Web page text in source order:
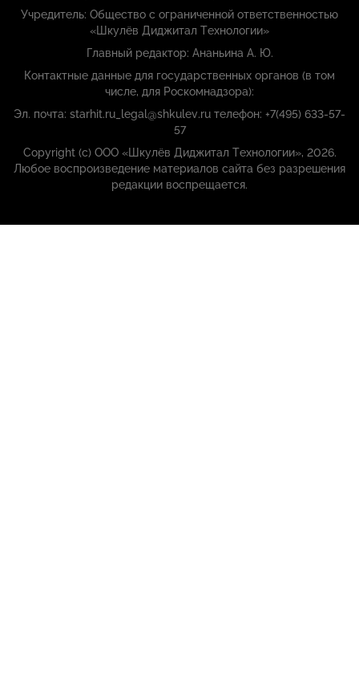
Учредитель: Общество с ограниченной ответственностью
«Шкулёв Диджитал Технологии»
Главный редактор: Ананьина А. Ю.
Контактные данные для государственных органов (в том
числе, для Роскомнадзора):
Эл. почта: starhit.ru_legal@shkulev.ru телефон: +7(495) 633-57-
57
Copyright (с) ООО «Шкулёв Диджитал Технологии», 2026.
Любое воспроизведение материалов сайта без разрешения
редакции воспрещается.